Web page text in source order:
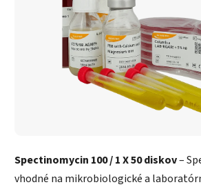
Spectinomycin 100 / 1 X 50 diskov–
vhodné na mikrobiologické a